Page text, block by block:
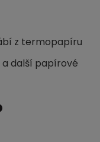
z termopapíru
další papírové